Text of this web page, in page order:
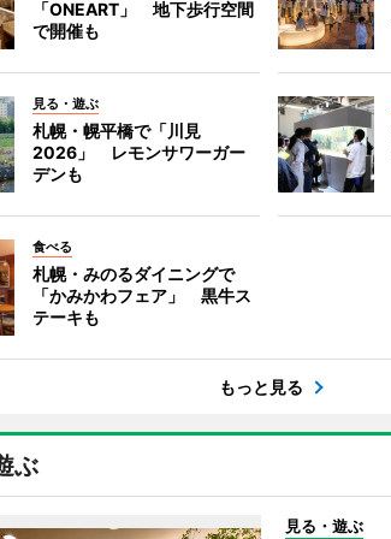
「ONEART」 地下歩行空間
で開催も
見る・遊ぶ
札幌・幌平橋で「川見
2026」 レモンサワーガー
デンも
食べる
札幌・みのるダイニングで
「かみかわフェア」 黒牛ス
テーキも
もっと見る
ぶ
見る・遊ぶ